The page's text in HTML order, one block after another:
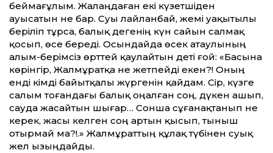
беймағұлым. Жалаңдаған екі күзетшіден
ауысатын не бар. Суы лайланбай, жемі уақытылы
беріліп тұрса, балық дегенің күн сайын салмақ
қосып, өсе береді. Осындайда өсек атаулының
алым-берімсіз өрттей қаулайтын әдеті ғой: «Басына
көрінгір, Жалмұратқа не жетпейді екен?! Оның
енді кімді байытқалы жүргенін қайдам. Сірә, күзге
салым тоғандағы балық оңалған соң, дүкен ашып,
сауда жасайтын шығар… Сонша сұғанақтанып не
керек, жасы келген соң артын қысып, тыныш
отырмай ма?!.» Жалмұраттың құлақ түбінен суық
жел ызыңдайды.